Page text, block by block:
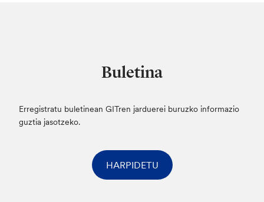
Buletina
Erregistratu buletinean GITren jarduerei buruzko informazio
guztia jasotzeko.
HARPIDETU